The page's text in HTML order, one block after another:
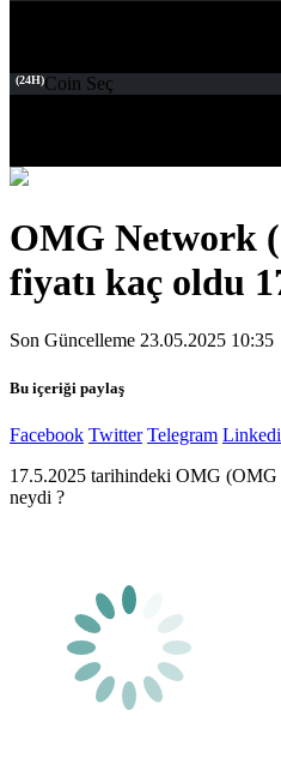
(24H)Coin Seç
OMG Network
fiyatı kaç oldu
Son Güncelleme 23.05.2025 10:35
Bu içeriği paylaş
Facebook Twitter Telegram
17.5.2025 tarihindeki OMG
neydi ?